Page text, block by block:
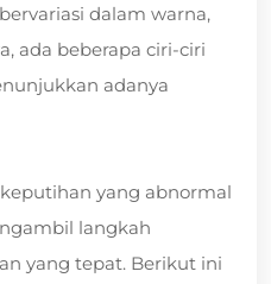
dalam warna,
ada beberapa ciri-ciri
adanya
yang abnormal
langkah
yang tepat. Berikut ini